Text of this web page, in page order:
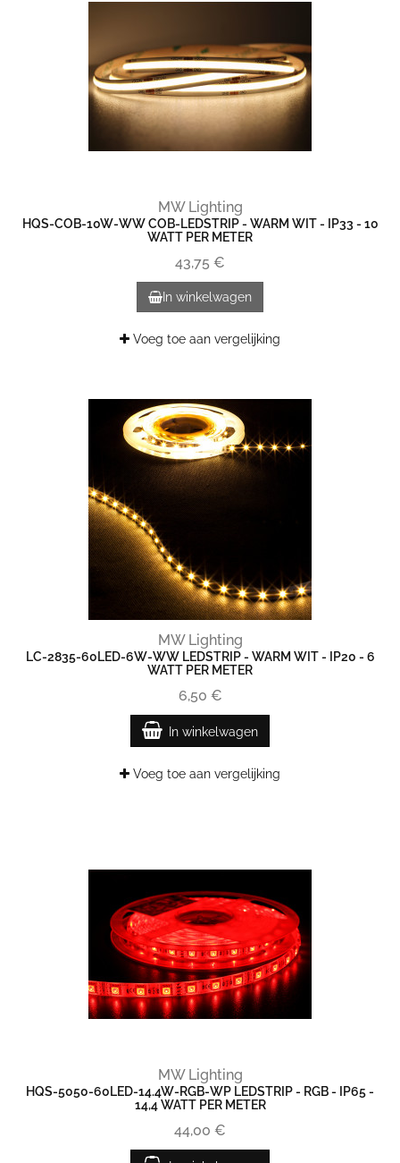
MW Lighting
HQS-COB-10W-WW COB-LEDSTRIP - WARM WIT - IP33 - 10
WATT PER METER
43,75 €
In winkelwagen
Voeg toe aan vergelijking
MW Lighting
LC-2835-60LED-6W-WW LEDSTRIP - WARM WIT - IP20 - 6
WATT PER METER
6,50 €
In winkelwagen
Voeg toe aan vergelijking
MW Lighting
HQS-5050-60LED-14.4W-RGB-WP LEDSTRIP - RGB - IP65 -
14,4 WATT PER METER
44,00 €